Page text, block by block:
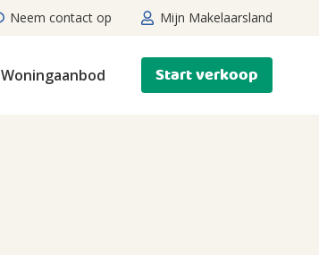
Neem contact op Mijn Makelaarsland
Woningaanbod Start verkoop